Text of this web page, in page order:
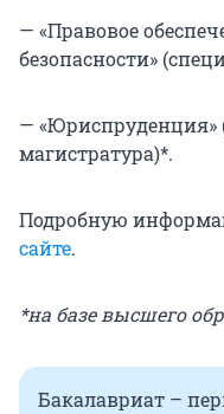
— «Правовое
безопасности»
— «Юриспруденция»
магистратура)*.
Подробную
сайте.
*на базе высшего
Бакалавриат –